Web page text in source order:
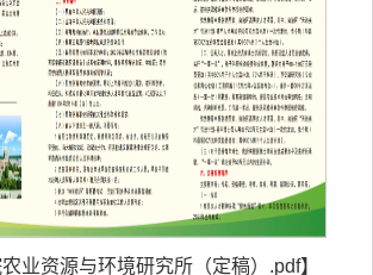
业资源与环境研究所（定稿）.pdf】